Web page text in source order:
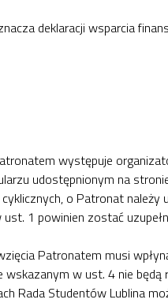
deklaracji wsparcia
występuje
udostępnionym na
o Patronat
1 powinien zostać
Patronatem musi
wskazanym w ust. 4 nie będą
Rada Studentów Lublina